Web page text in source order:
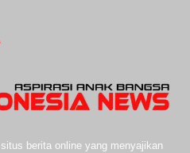
berita online yang menyajikan